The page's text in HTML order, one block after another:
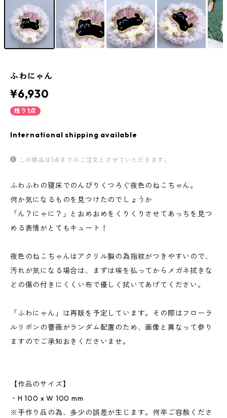
ふわにゃん
¥6,930
残り1点
International shipping available
この商品は1点までのご注文とさせていただきます。
ふわふわの寝床でのんびりくつろぐ夜色のねこちゃん。
何か気になるものを見つけたのでしょうか
「ん？にゃに？」とおめおめをくりくりさせてあっちを見つ
める表情がとてもキュート！
夜色のねこちゃんはアクリル製の為指紋がつきやすいので、
汚れが気になる場合は、まずは埃を払ってからメガネ拭きな
どの傷の付きにくくい布で優しく拭いてあげてください。
「ふわにゃん」は再販を予定しています。その際はフローラ
ルリボンの薔薇がランダム配置のため、画像と異なって参り
ますのでご承知おきくださいませ。
【作品のサイズ】
・H 100 x W 100 mm
※手作り品の為、多少の誤差が生じます。何卒ご容赦くださ